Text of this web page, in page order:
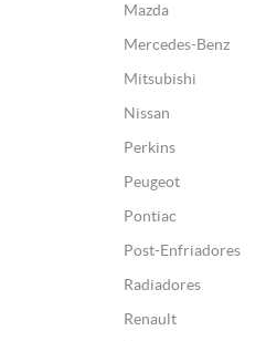
Mazda
Mercedes-Benz
Mitsubishi
Nissan
Perkins
Peugeot
Pontiac
Post-Enfriadores
Radiadores
Renault